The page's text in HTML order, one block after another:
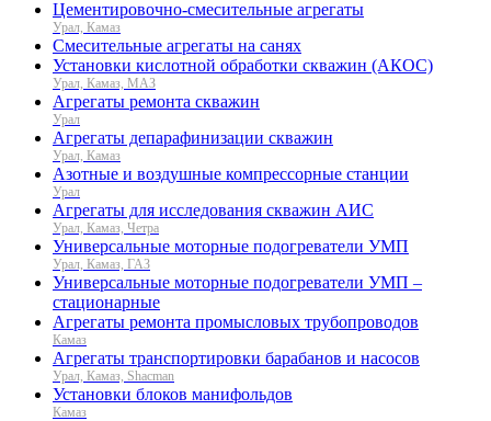
Цементировочно-смесительные агрегаты
Урал, Камаз
Смесительные агрегаты на санях
Установки кислотной обработки скважин (АКОС)
Урал, Камаз, МАЗ
Агрегаты ремонта скважин
Урал
Агрегаты депарафинизации скважин
Урал, Камаз
Азотные и воздушные компрессорные станции
Урал
Агрегаты для исследования скважин АИС
Урал, Камаз, Четра
Универсальные моторные подогреватели УМП
Урал, Камаз, ГАЗ
Универсальные моторные подогреватели УМП –
стационарные
Агрегаты ремонта промысловых трубопроводов
Камаз
Агрегаты транспортировки барабанов и насосов
Урал, Камаз, Shacman
Установки блоков манифольдов
Камаз